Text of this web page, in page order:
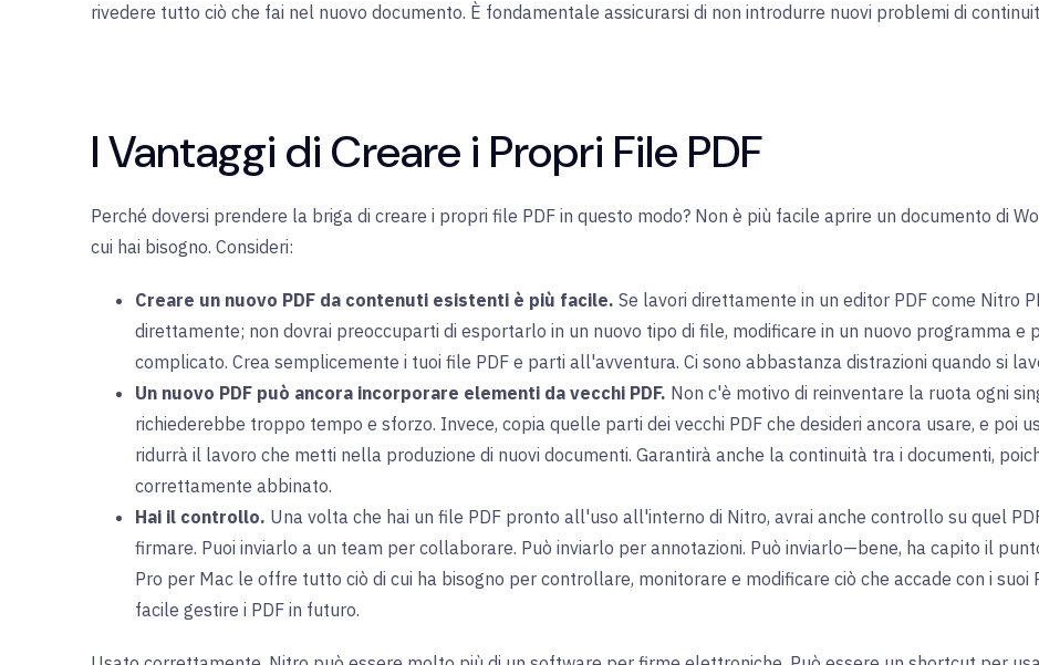
rivedere tutto ciò che fai nel nuovo documento. È fondamentale assicurarsi di non introdurre nuovi problemi di
I Vantaggi di Creare i Propri File PDF
Perché doversi prendere la briga di creare i propri file PDF in questo modo? Non è più facile aprire un documento di
cui hai bisogno. Consideri:
Creare un nuovo PDF da contenuti esistenti è più facile. Se lavori direttamente in un editor PDF come Nitro
direttamente; non dovrai preoccuparti di esportarlo in un nuovo tipo di file, modificare in un nuovo programma e
complicato. Crea semplicemente i tuoi file PDF e parti all'avventura. Ci sono abbastanza distrazioni quando si
Un nuovo PDF può ancora incorporare elementi da vecchi PDF. Non c'è motivo di reinventare la ruota ogni
richiederebbe troppo tempo e sforzo. Invece, copia quelle parti dei vecchi PDF che desideri ancora usare, e poi
ridurrà il lavoro che metti nella produzione di nuovi documenti. Garantirà anche la continuità tra i documenti,
correttamente abbinato.
Hai il controllo. Una volta che hai un file PDF pronto all'uso all'interno di Nitro, avrai anche controllo su quel
firmare. Puoi inviarlo a un team per collaborare. Può inviarlo per annotazioni. Può inviarlo—bene, ha capito il
Pro per Mac le offre tutto ciò di cui ha bisogno per controllare, monitorare e modificare ciò che accade con i suoi
facile gestire i PDF in futuro.